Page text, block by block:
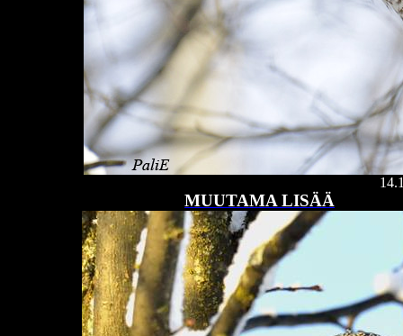
MUUTAMA LISÄÄ